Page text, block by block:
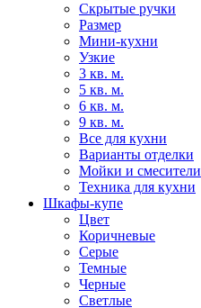
Скрытые ручки
Размер
Мини-кухни
Узкие
3 кв. м.
5 кв. м.
6 кв. м.
9 кв. м.
Все для кухни
Варианты отделки
Мойки и смесители
Техника для кухни
Шкафы-купе
Цвет
Коричневые
Серые
Темные
Черные
Светлые